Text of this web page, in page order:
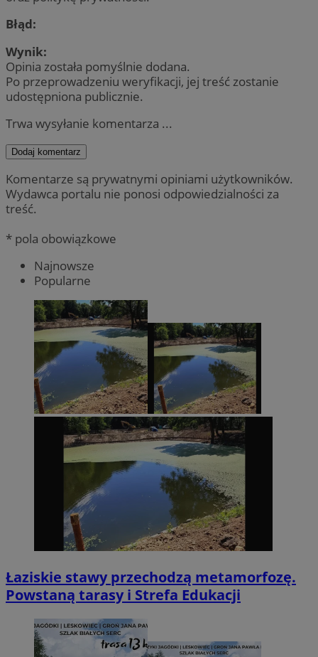
Błąd:
Wynik:
Opinia została pomyślnie dodana.
Po przeprowadzeniu weryfikacji, jej treść zostanie
udostępniona publicznie.
Trwa wysyłanie komentarza ...
Dodaj komentarz
Komentarze są prywatnymi opiniami użytkowników.
Wydawca portalu nie ponosi odpowiedzialności za
treść.
* pola obowiązkowe
Najnowsze
Popularne
Łaziskie stawy przechodzą metamorfozę.
Powstaną tarasy i Strefa Edukacji